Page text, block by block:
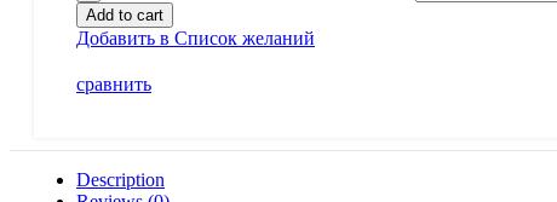
Add to cart
Добавить в Список желаний
сравнить
Description